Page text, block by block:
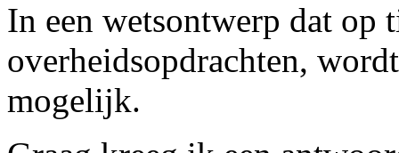
In een wetsontwerp dat op
overheidsopdrachten,
mogelijk.